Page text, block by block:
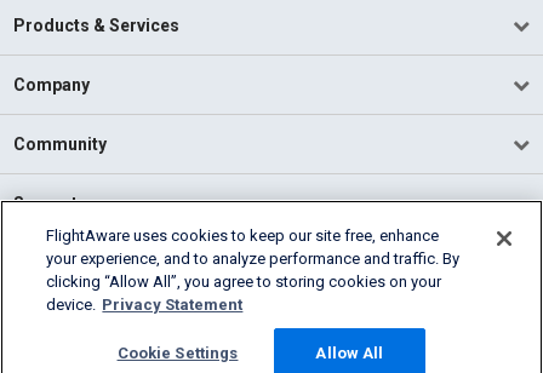
Products & Services
Company
Community
Support
English (USA)
2026 FlightAware
Cookie Settings
FlightAware uses cookies to keep our site free, enhance
your experience, and to analyze performance and traffic. By
clicking “Allow All”, you agree to storing cookies on your
device. Privacy Statement
Cookie Settings Allow All